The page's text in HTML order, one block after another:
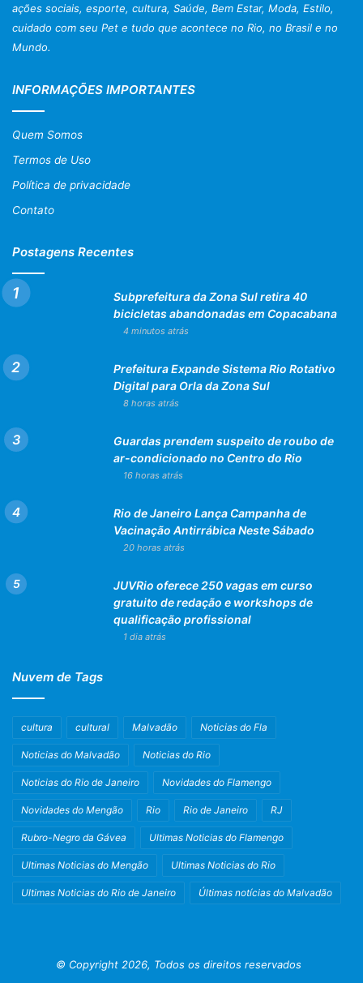
ações sociais, esporte, cultura, Saúde, Bem Estar, Moda, Estilo,
cuidado com seu Pet e tudo que acontece no Rio, no Brasil e no
Mundo.
INFORMAÇÕES IMPORTANTES
Quem Somos
Termos de Uso
Política de privacidade
Contato
Postagens Recentes
Subprefeitura da Zona Sul retira 40
bicicletas abandonadas em Copacabana
4 minutos atrás
Prefeitura Expande Sistema Rio Rotativo
Digital para Orla da Zona Sul
8 horas atrás
Guardas prendem suspeito de roubo de
ar-condicionado no Centro do Rio
16 horas atrás
Rio de Janeiro Lança Campanha de
Vacinação Antirrábica Neste Sábado
20 horas atrás
JUVRio oferece 250 vagas em curso
gratuito de redação e workshops de
qualificação profissional
1 dia atrás
Nuvem de Tags
cultura cultural Malvadão Noticias do Fla
Noticias do Malvadão Noticias do Rio
Noticias do Rio de Janeiro Novidades do Flamengo
Novidades do Mengão Rio Rio de Janeiro RJ
Rubro-Negro da Gávea Ultimas Noticias do Flamengo
Ultimas Noticias do Mengão Ultimas Noticias do Rio
Ultimas Noticias do Rio de Janeiro Últimas notícias do Malvadão
© Copyright 2026, Todos os direitos reservados